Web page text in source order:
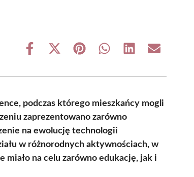
Share
Share
(Twitter)
Share Share Share Share
podczas którego mieszkańcy mogli
zaprezentowano zarówno
na ewolucję technologii
w różnorodnych aktywnościach, w
na celu zarówno edukację, jak i